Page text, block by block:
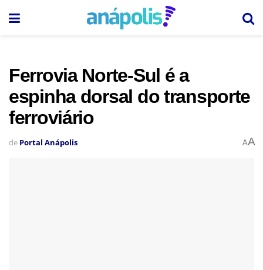
Ferrovia Norte-Sul é a
espinha dorsal do transporte
ferroviário
de Portal Anápolis AA